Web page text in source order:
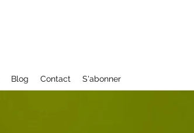
Blog Contact S'abonner